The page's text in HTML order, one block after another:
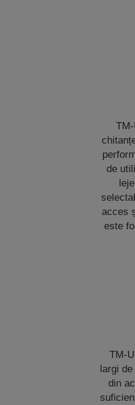
de
acces
este
TM-
largi
din